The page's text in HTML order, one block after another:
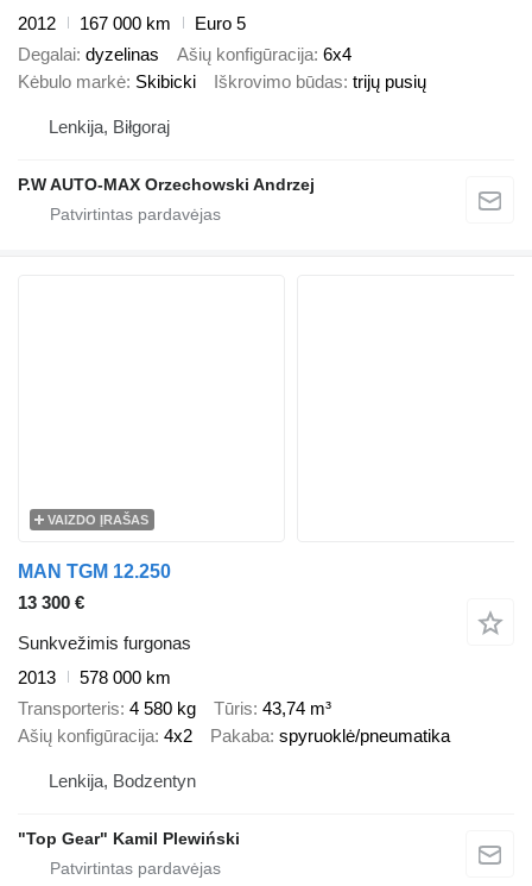
2012
167 000 km
Euro 5
Degalai dyzelinas Ašių konfigūracija 6x4
Kėbulo markė Skibicki Iškrovimo būdas trijų pusių
Lenkija, Biłgoraj
P.W AUTO-MAX Orzechowski Andrzej
VAIZDO ĮRAŠAS
MAN TGM 12.250
13 300 €
Sunkvežimis furgonas
2013
578 000 km
Transporteris 4 580 kg Tūris 43,74 m³
Ašių konfigūracija 4x2 Pakaba spyruoklė/pneumatika
Lenkija, Bodzentyn
"Top Gear" Kamil Plewiński